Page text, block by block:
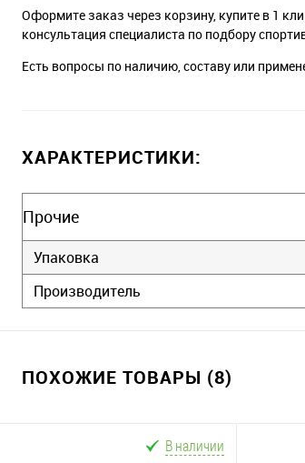
Оформите заказ через корзину, купите в 1
консультация специалиста по подбору
Есть вопросы по наличию, составу или
ХАРАКТЕРИСТИКИ:
Прочие
Упаковка
Производитель
ПОХОЖИЕ ТОВАРЫ (8)
В наличии